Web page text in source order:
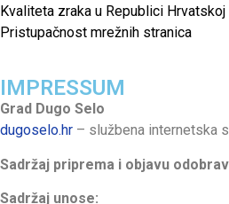
Kvaliteta zraka u Republici Hrvatskoj
Pristupačnost mrežnih stranica
IMPRESSUM
Grad Dugo Selo
dugoselo.hr – službena internetska
Sadržaj priprema i objavu
Sadržaj unose: